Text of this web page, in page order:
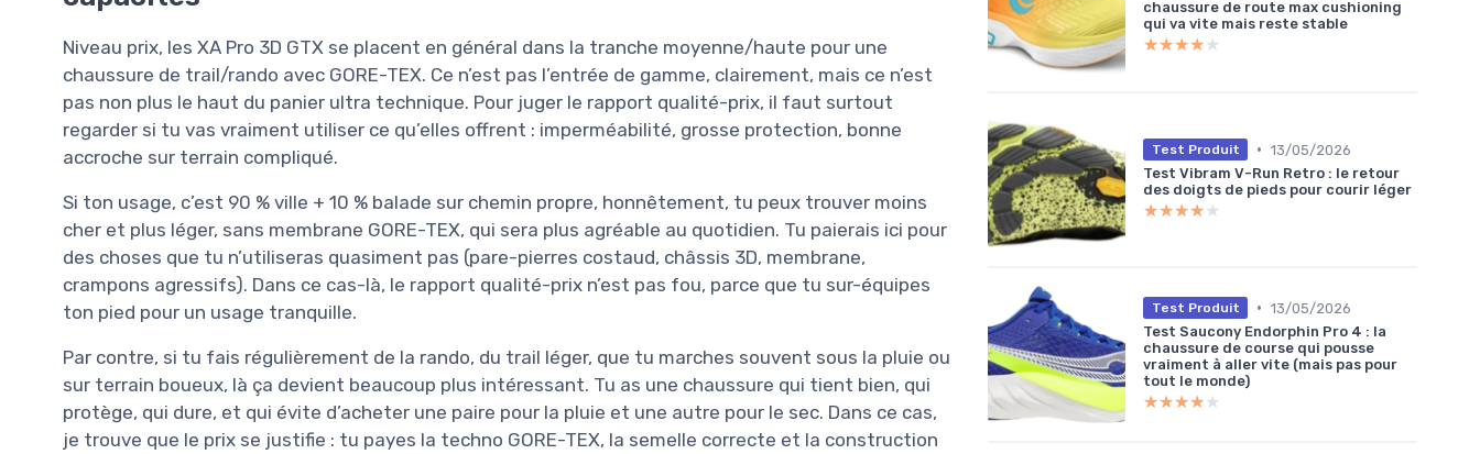
Niveau prix, les XA Pro 3D GTX se placent en général dans la tranche moyenne/haute pour une
chaussure de trail/rando avec GORE-TEX. Ce n’est pas l’entrée de gamme, clairement, mais ce n’est
pas non plus le haut du panier ultra technique. Pour juger le rapport qualité-prix, il faut surtout
regarder si tu vas vraiment utiliser ce qu’elles offrent : imperméabilité, grosse protection, bonne
accroche sur terrain compliqué.
Si ton usage, c’est 90 % ville + 10 % balade sur chemin propre, honnêtement, tu peux trouver moins
cher et plus léger, sans membrane GORE-TEX, qui sera plus agréable au quotidien. Tu paierais ici pour
des choses que tu n’utiliseras quasiment pas (pare-pierres costaud, châssis 3D, membrane,
crampons agressifs). Dans ce cas-là, le rapport qualité-prix n’est pas fou, parce que tu sur-équipes
ton pied pour un usage tranquille.
Par contre, si tu fais régulièrement de la rando, du trail léger, que tu marches souvent sous la pluie ou
sur terrain boueux, là ça devient beaucoup plus intéressant. Tu as une chaussure qui tient bien, qui
protège, qui dure, et qui évite d’acheter une paire pour la pluie et une autre pour le sec. Dans ce cas,
je trouve que le prix se justifie : tu payes la techno GORE-TEX, la semelle correcte et la construction
chaussure de route max cushioning
qui va vite mais reste stable
★★★★★
★★★★★
Test Produit • 13/05/2026
Test Vibram V-Run Retro : le retour
des doigts de pieds pour courir léger
★★★★★
★★★★★
Test Produit • 13/05/2026
Test Saucony Endorphin Pro 4 : la
chaussure de course qui pousse
vraiment à aller vite (mais pas pour
tout le monde)
★★★★★
★★★★★